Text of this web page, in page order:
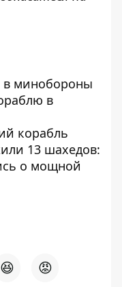
в минобороны
в
корабль
13 шахедов:
о мощной
😆 😡